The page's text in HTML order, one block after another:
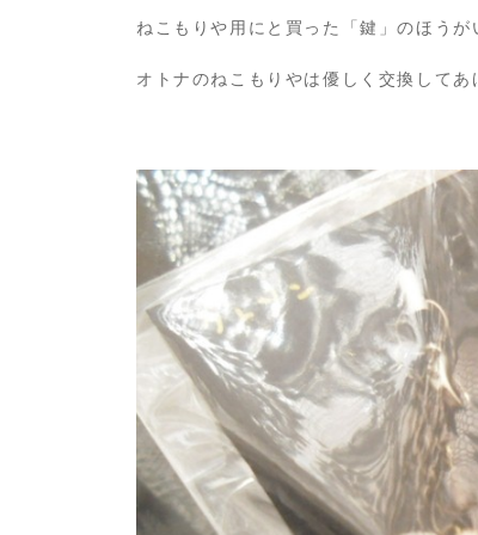
ねこもりや用にと買った「鍵」のほうが
オトナのねこもりやは優しく交換してあ